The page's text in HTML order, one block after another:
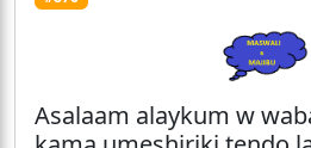
Asalaam alaykum w